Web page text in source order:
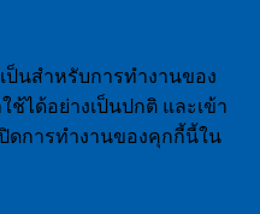
ป็นสำหรับการทำงานของ
ช้ได้อย่างเป็นปกติ และเข้า
ดการทำงานของคุกกี้นี้ใน